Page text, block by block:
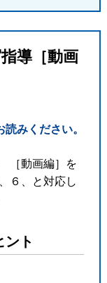
導［動画
みください。
［動画編］を
６、と対応し
ント